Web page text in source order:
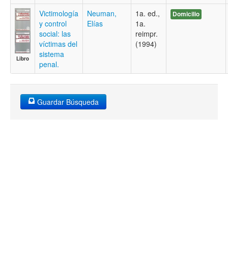
Libro
Victimología
y control
social: las
víctimas del
sistema
penal.
Neuman,
Elías
1a. ed.,
1a.
reimpr.
(1994)
Domicilio
Guardar Búsqueda